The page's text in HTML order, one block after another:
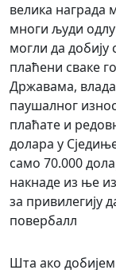
велика
многи људи
могли да добију
плаћени сваке
Државама,
паушалног
плаћате и
долара у
само 70.000
накнаде из ње
за привилегију
повербалл
Шта ако